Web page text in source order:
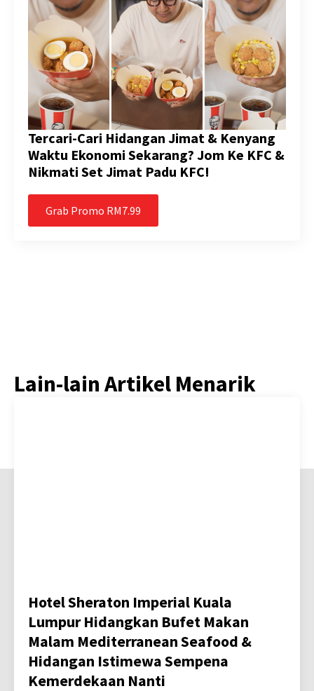
Tercari-Cari Hidangan Jimat & Kenyang
Waktu Ekonomi Sekarang? Jom Ke KFC &
Nikmati Set Jimat Padu KFC!
Grab Promo RM7.99
Lain-lain Artikel Menarik
Hotel Sheraton Imperial Kuala
Lumpur Hidangkan Bufet Makan
Malam Mediterranean Seafood &
Hidangan Istimewa Sempena
Kemerdekaan Nanti